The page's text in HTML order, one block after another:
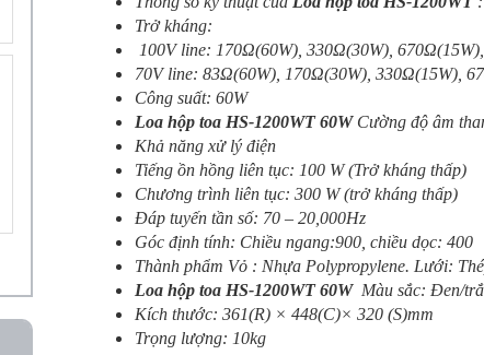
Trở kháng:
100V line: 170Ω(60W), 330Ω(30W), 670Ω(15W),
70V line: 83Ω(60W), 170Ω(30W), 330Ω(15W),
Công suất: 60W
Loa hộp toa HS-1200WT 60WCường độ âm
Khả năng xử lý điện
Tiếng ồn hồng liên tục: 100 W (Trở kháng thấp)
Chương trình liên tục: 300 W (trở kháng thấp)
Đáp tuyến tần số: 70 – 20,000Hz
Góc định tính: Chiều ngang:900, chiều dọc: 400
Thành phẩm Vỏ : Nhựa Polypropylene. Lưới:
Loa hộp toa HS-1200WT 60WMàu sắc: Đen/
Kích thước: 361(R) × 448(C)× 320 (S)mm
Trọng lượng: 10kg
Loa JBL Control
Loa âm trần
Bose
FreeSpace DS
16F
mixer OBT-6650
công suất 650W